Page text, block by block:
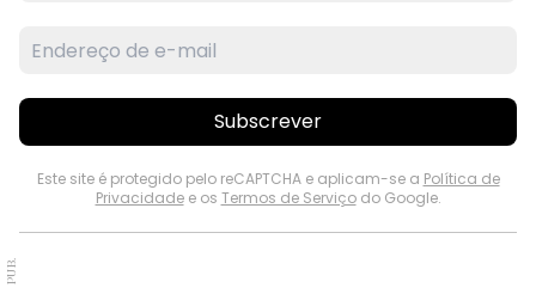
Subscrever
Este site é protegido pelo reCAPTCHA e aplicam-se a Política de
Privacidadee os Termos de Serviçodo Google.
PUB.